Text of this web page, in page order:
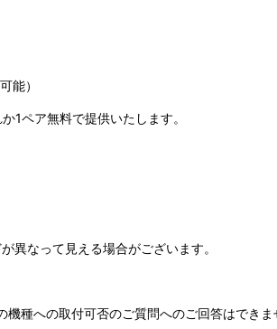
能）
1ペア無料で提供いたします。
異なって見える場合がございます。
種への取付可否のご質問へのご回答はできま